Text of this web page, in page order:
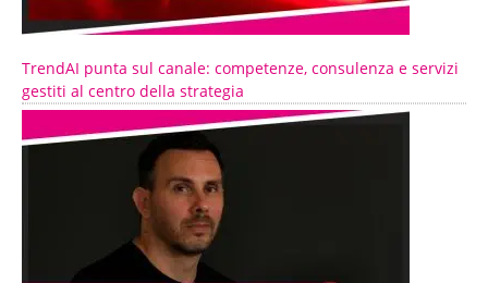
TrendAI punta sul canale: competenze, consulenza e servizi
gestiti al centro della strategia